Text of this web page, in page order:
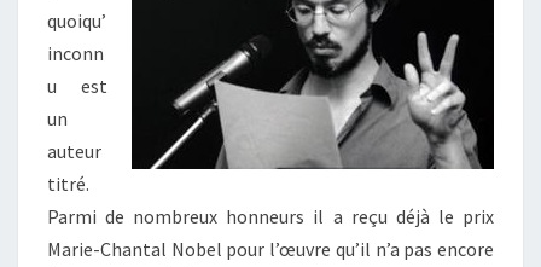
DE
PLAFOND)
quoiqu’
inconn
u est
un
auteur
titré.
Parmi de nombreux honneurs il a reçu déjà le prix
Marie-Chantal Nobel pour l’œuvre qu’il n’a pas encore